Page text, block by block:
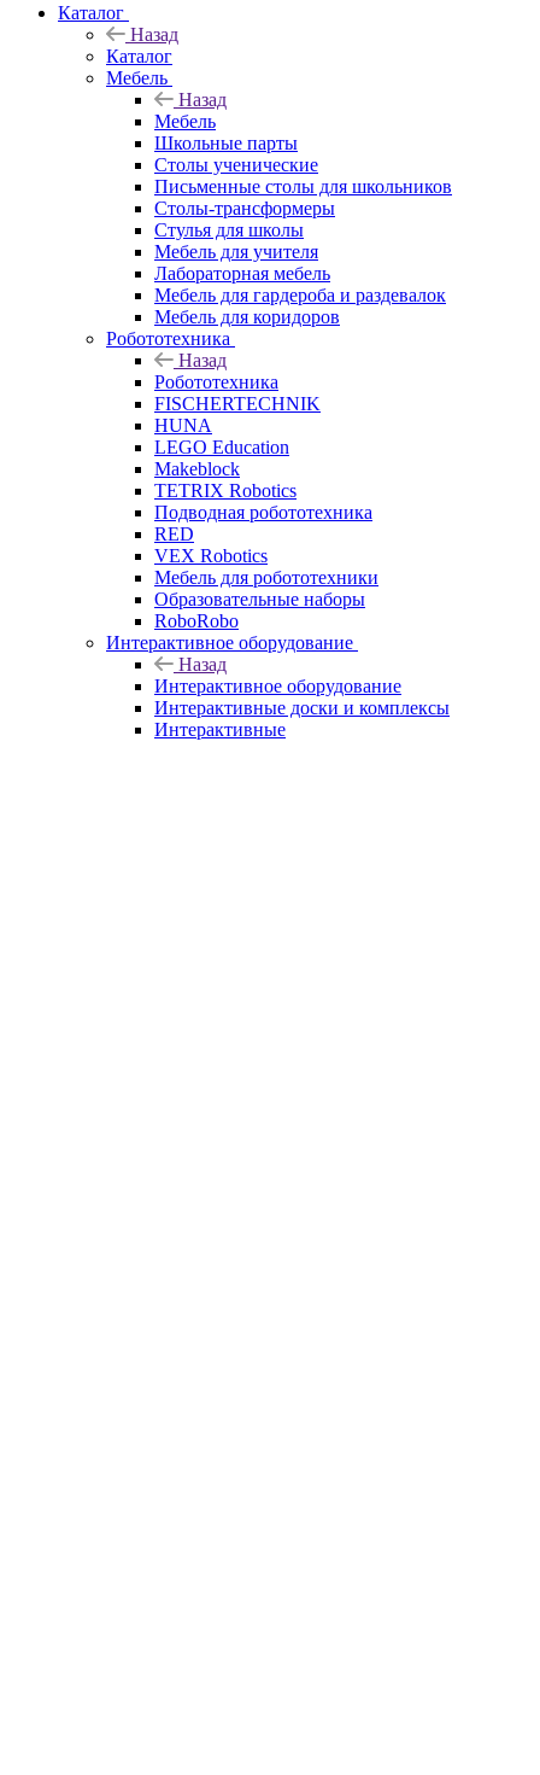
Каталог
Назад
Каталог
Мебель
Назад
Мебель
Школьные парты
Столы ученические
Письменные столы для школьников
Столы-трансформеры
Стулья для школы
Мебель для учителя
Лабораторная мебель
Мебель для гардероба и раздевалок
Мебель для коридоров
Робототехника
Назад
Робототехника
FISCHERTECHNIK
HUNA
LEGO Education
Makeblock
TETRIX Robotics
Подводная робототехника
RED
VEX Robotics
Мебель для робототехники
Образовательные наборы
RoboRobo
Интерактивное оборудование
Назад
Интерактивное оборудование
Интерактивные доски и комплексы
Интерактивные